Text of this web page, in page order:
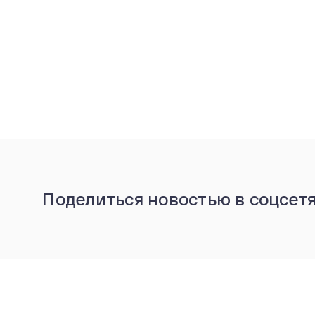
Поделиться новостью в